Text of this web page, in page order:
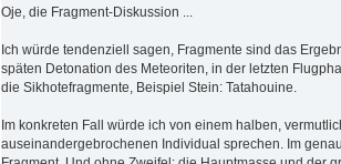
Oje, die Fragment-Diskussion ...
Ich würde tendenziell sagen, Fragmente sind das
späten Detonation des Meteoriten, in der letzten
die Sikhotefragmente, Beispiel Stein: Tatahouine.
Im konkreten Fall würde ich von einem halben,
auseinandergebrochenen Individual sprechen. Im